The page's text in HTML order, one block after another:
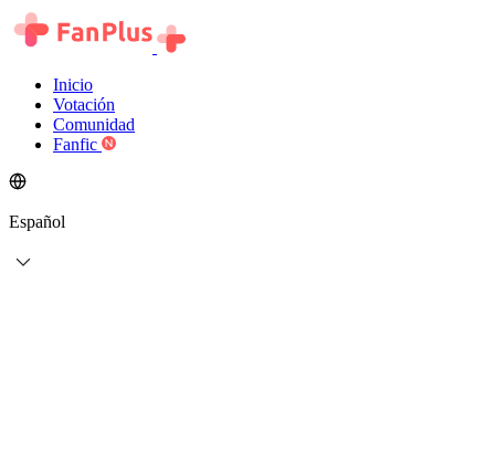
Inicio
Votación
Comunidad
Fanfic
Español